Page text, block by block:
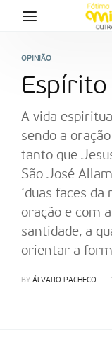
OPINIÃO
A vida
sendo a
tanto que
São José
‘duas faces da
oração e com
santidade, a
orientar a
BY ÁLVARO PACHECO